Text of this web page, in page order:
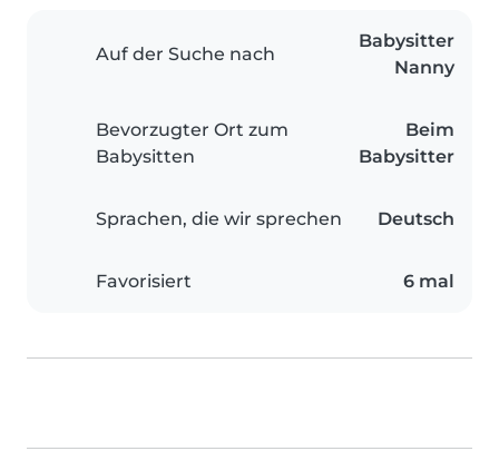
Auf der Suche nach
Babysitter
Nanny
Bevorzugter Ort zum
Babysitten
Beim
Babysitter
Sprachen, die wir sprechen Deutsch
Favorisiert 6 mal